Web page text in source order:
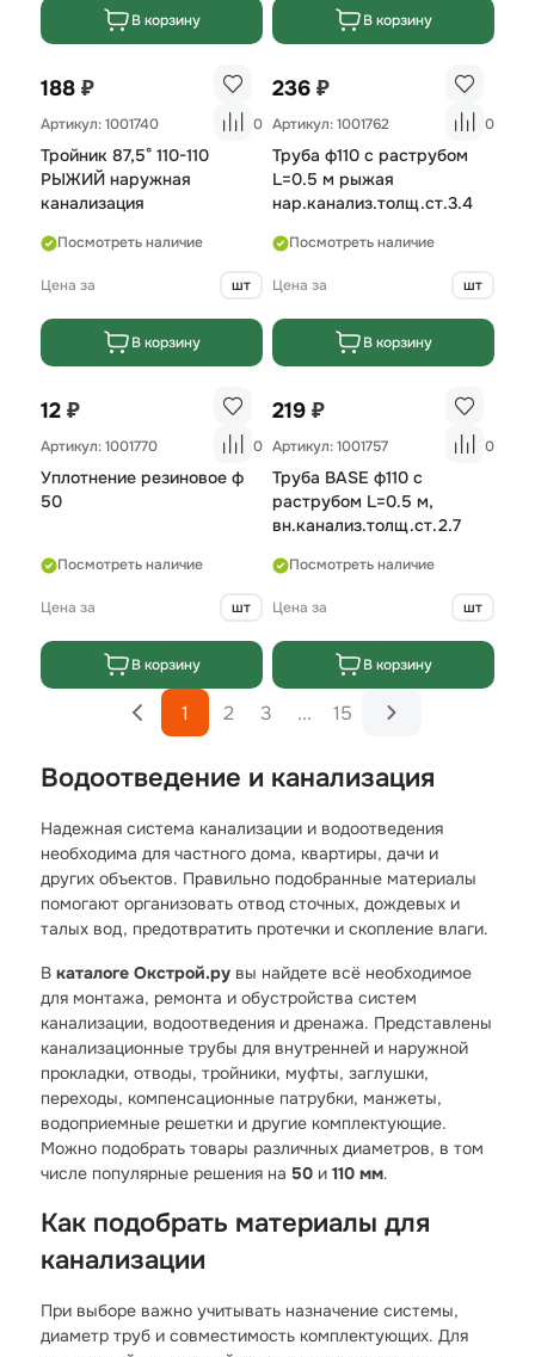
В корзину В корзину
188 ₽
Артикул: 1001740 0
Тройник 87,5° 110-110
РЫЖИЙ наружная
канализация
Посмотреть наличие
Цена за шт
В корзину
236 ₽
Артикул: 1001762 0
Труба ф110 с раструбом
L=0.5 м рыжая
нар.канализ.толщ.ст.3.4
Посмотреть наличие
Цена за шт
В корзину
12 ₽
Артикул: 1001770 0
Уплотнение резиновое ф
50
Посмотреть наличие
Цена за шт
В корзину
219 ₽
Артикул: 1001757 0
Труба BASE ф110 с
раструбом L=0.5 м,
вн.канализ.толщ.ст.2.7
Посмотреть наличие
Цена за шт
В корзину
1 2 3 ... 15
Водоотведение и канализация
Надежная система канализации и водоотведения
необходима для частного дома, квартиры, дачи и
других объектов. Правильно подобранные материалы
помогают организовать отвод сточных, дождевых и
талых вод, предотвратить протечки и скопление влаги.
В каталоге Окстрой.ру вы найдете всё необходимое
для монтажа, ремонта и обустройства систем
канализации, водоотведения и дренажа. Представлены
канализационные трубы для внутренней и наружной
прокладки, отводы, тройники, муфты, заглушки,
переходы, компенсационные патрубки, манжеты,
водоприемные решетки и другие комплектующие.
Можно подобрать товары различных диаметров, в том
числе популярные решения на 50 и 110 мм.
Как подобрать материалы для
канализации
При выборе важно учитывать назначение системы,
диаметр труб и совместимость комплектующих. Для